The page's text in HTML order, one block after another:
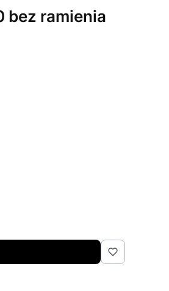
bez ramienia